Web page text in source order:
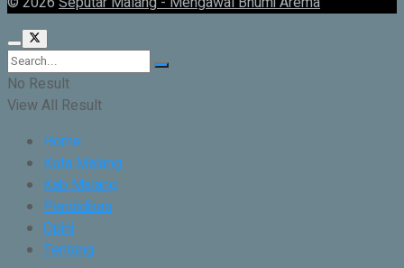
No Result
View All Result
Home
Kota Malang
Kab Malang
Pendidikan
Opini
Tentang